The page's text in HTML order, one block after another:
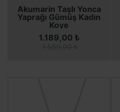
Akumarin Taşlı Yonca
Yaprağı Gümüş Kadın
Koye
SEPETE EKLE
1.189,00 ₺
SEPETE EKLE